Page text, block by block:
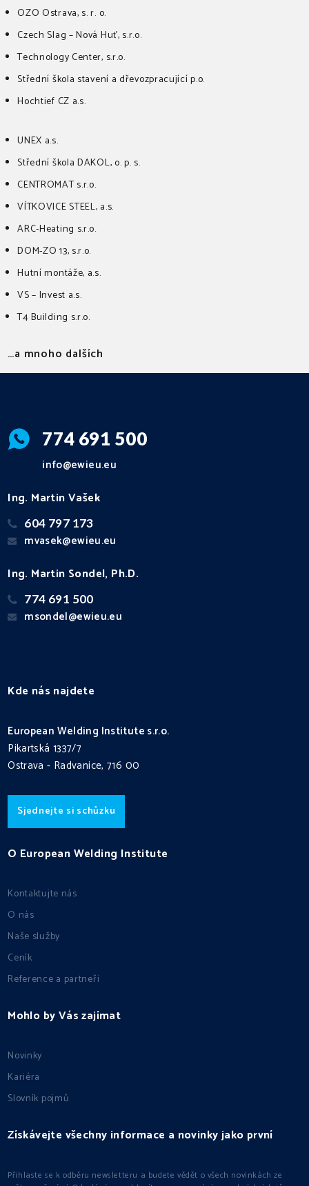
OZO Ostrava, s. r. o.
Czech Slag – Nová Huť, s.r.o.
Technology Center, s.r.o.
Střední škola stavení a dřevozpracující p.o.
Hochtief CZ a.s.
UNEX a.s.
Střední škola DAKOL, o. p. s.
CENTROMAT s.r.o.
VÍTKOVICE STEEL, a.s.
ARC-Heating s.r.o.
DOM-ZO 13, s.r.o.
Hutní montáže, a.s.
VS – Invest a.s.
T4 Building s.r.o.
…a mnoho dalších
774 691 500
info@ewieu.eu
Ing. Martin Vašek
604 797 173
mvasek@ewieu.eu
Ing. Martin Sondel, Ph.D.
774 691 500
msondel@ewieu.eu
Kde nás najdete
European Welding Institute s.r.o.
Pikartská 1337/7
Ostrava - Radvanice, 716 00
Sjednejte si schůzku
O European Welding Institute
Kontaktujte nás
O nás
Naše služby
Ceník
Reference a partneři
Mohlo by Vás zajímat
Novinky
Kariéra
Slovník pojmů
Získávejte všechny informace a novinky jako první
Přihlaste se k odběru newsletteru a budete vědět o všech novinkách ze